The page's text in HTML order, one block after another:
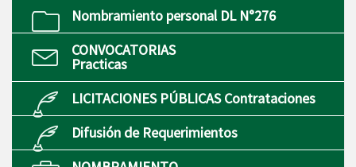
Nombramiento personal DL N°276
CONVOCATORIAS
Practicas
LICITACIONES PÚBLICAS Contrataciones
Difusión de Requerimientos